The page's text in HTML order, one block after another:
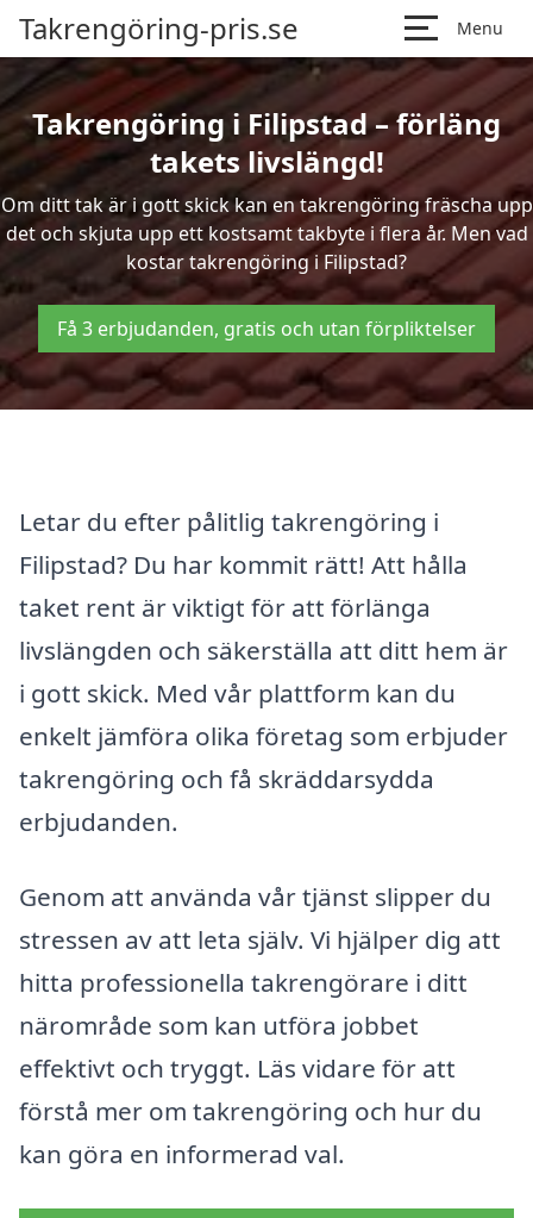
Takrengöring-pris.se Menu
Takrengöring i Filipstad – förläng
takets livslängd!
Om ditt tak är i gott skick kan en takrengöring fräscha upp
det och skjuta upp ett kostsamt takbyte i flera år. Men vad
kostar takrengöring i Filipstad?
Få 3 erbjudanden, gratis och utan förpliktelser
Letar du efter pålitlig takrengöring i
Filipstad? Du har kommit rätt! Att hålla
taket rent är viktigt för att förlänga
livslängden och säkerställa att ditt hem är
i gott skick. Med vår plattform kan du
enkelt jämföra olika företag som erbjuder
takrengöring och få skräddarsydda
erbjudanden.
Genom att använda vår tjänst slipper du
stressen av att leta själv. Vi hjälper dig att
hitta professionella takrengörare i ditt
närområde som kan utföra jobbet
effektivt och tryggt. Läs vidare för att
förstå mer om takrengöring och hur du
kan göra en informerad val.